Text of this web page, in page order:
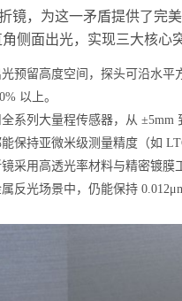
镜，为这一矛盾提供了完
侧面出光，实现三大核心突
预留高度空间，探头可沿水
以上。
系列大量程传感器，从
保持亚微米级测量精度（如
采用高透光率材料与精密镀
反光场景中，仍能保持